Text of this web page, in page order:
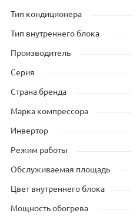
Тип кондиционера
Тип внутреннего блока
Производитель
Серия
Страна бренда
Марка компрессора
Инвертор
Режим работы
Обслуживаемая площадь
Цвет внутреннего блока
Мощность обогрева